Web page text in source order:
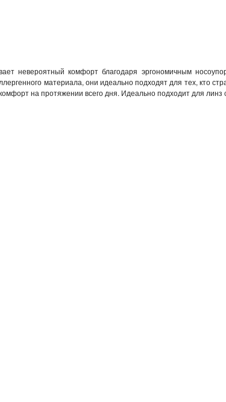
невероятный комфорт благодаря эргономичным
материала, они идеально подходят для тех, кто
на протяжении всего дня. Идеально подходит для